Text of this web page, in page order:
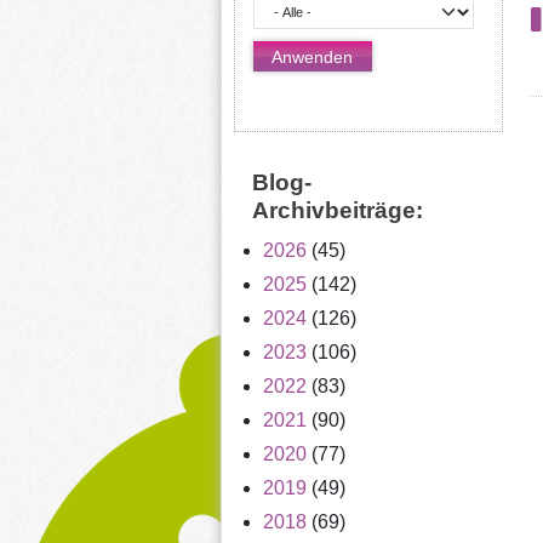
Blog-
Archivbeiträge:
2026 (45)
2025 (142)
2024 (126)
2023 (106)
2022 (83)
2021 (90)
2020 (77)
2019 (49)
2018 (69)